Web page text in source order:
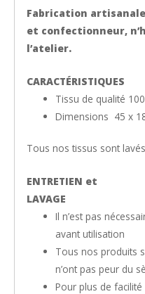
Fabrication
et confectionneur,
l’atelier.
CARACTÉRISTIQUES
Tissu de qualité
Dimensions 45 x
Tous nos tissus sont
ENTRETIEN et
LAVAGE
Il n’est pas
avant utilisation
Tous nos produits
n’ont pas peur du
Pour plus de